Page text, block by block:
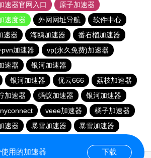
速器官网入口
原子加速器
速度器 外网网址导航
软件中心
速器 海鸥加速器
番石榴加速器
加速器
vp(永久免费)加速器
速器
银河加速器
银河加速器 优云666
荔枝加速器
加速器 蚂蚁加速器
银河加速器
veee加速器
橘子加速器
速器 暴雪加速器
暴雪加速器
用的加速器 下载